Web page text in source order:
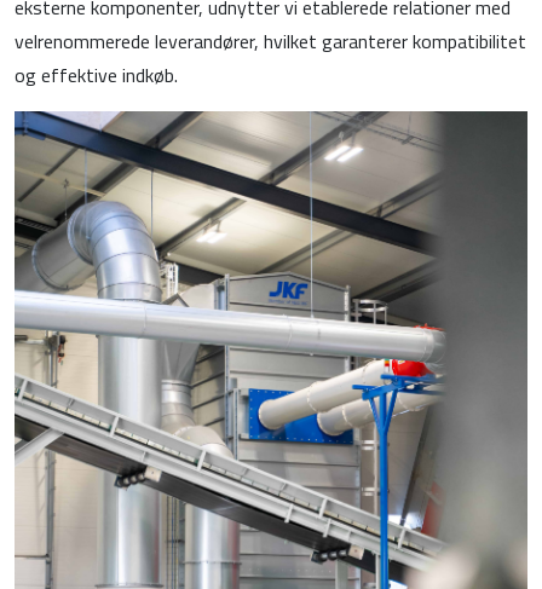
eksterne komponenter, udnytter vi etablerede relationer med
velrenommerede leverandører, hvilket garanterer kompatibilitet
og effektive indkøb.